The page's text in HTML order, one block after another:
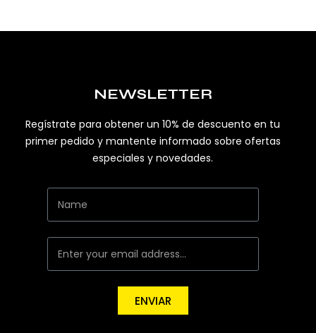
NEWSLETTER
Regístrate para obtener un 10% de descuento en tu
primer pedido y mantente informado sobre ofertas
especiales y novedades.
ENVIAR